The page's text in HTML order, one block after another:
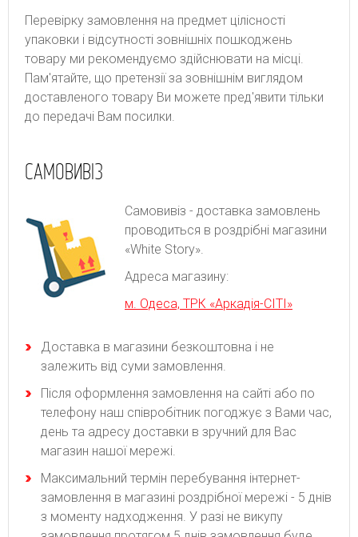
Перевірку замовлення на предмет цілісності
упаковки і відсутності зовнішніх пошкоджень
товару ми рекомендуємо здійснювати на місці.
Пам'ятайте, що претензії за зовнішнім виглядом
доставленого товару Ви можете пред'явити тільки
до передачі Вам посилки.
САМОВИВІЗ
Самовивіз - доставка замовлень
проводиться в роздрібні магазини
«White Story».
Адреса магазину:
м. Одеса, ТРК «Аркадія-СІТІ»
Доставка в магазини безкоштовна і не
залежить від суми замовлення.
Після оформлення замовлення на сайті або по
телефону наш співробітник погоджує з Вами час,
день та адресу доставки в зручний для Вас
магазин нашої мережі.
Максимальний термін перебування інтернет-
замовлення в магазині роздрібної мережі - 5 днів
з моменту надходження. У разі не викупу